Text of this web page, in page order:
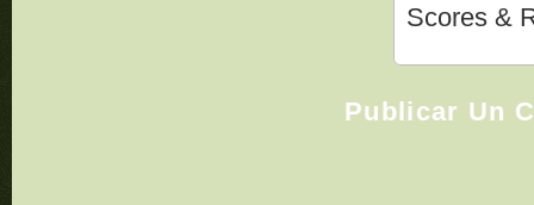
Scores &
Publicar Un